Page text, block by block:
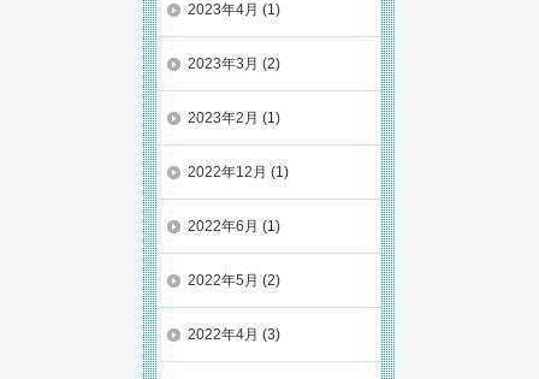
2023年4月 (1)
2023年3月 (2)
2023年2月 (1)
2022年12月 (1)
2022年6月 (1)
2022年5月 (2)
2022年4月 (3)